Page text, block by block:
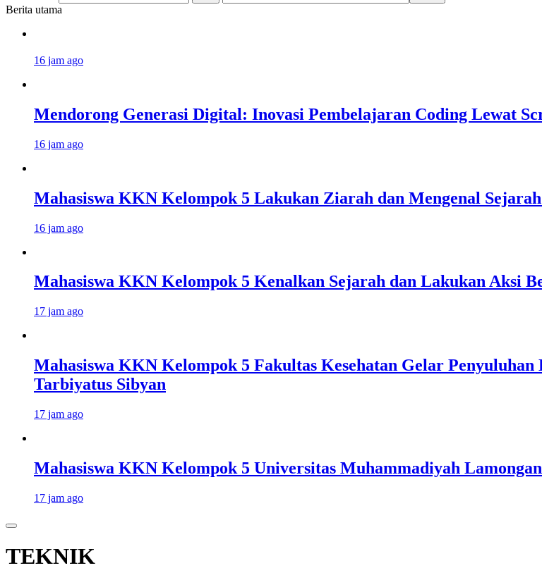
Berita utama
16 jam ago
Mendorong Generasi Digital: Inovasi Pembelajaran Coding Lewat
16 jam ago
Mahasiswa KKN Kelompok 5 Lakukan Ziarah dan Mengenal
16 jam ago
Mahasiswa KKN Kelompok 5 Kenalkan Sejarah dan Lakukan Aksi
17 jam ago
Mahasiswa KKN Kelompok 5 Fakultas Kesehatan Gelar
Tarbiyatus Sibyan
17 jam ago
Mahasiswa KKN Kelompok 5 Universitas Muhammadiyah
17 jam ago
TEKNIK